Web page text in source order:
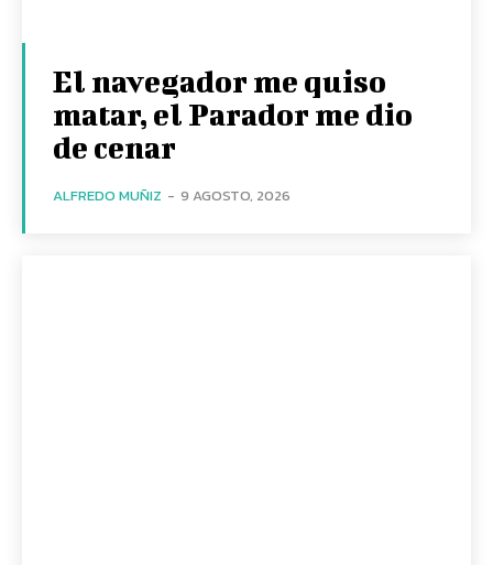
El navegador me quiso
matar, el Parador me dio
de cenar
ALFREDO MUÑIZ - 9 AGOSTO, 2026